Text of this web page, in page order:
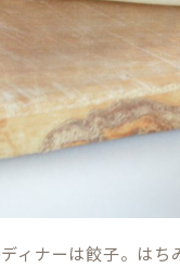
ィナーは餃子。は